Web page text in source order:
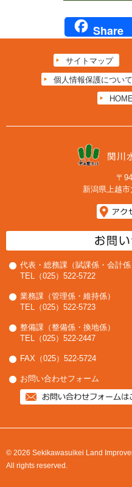
Share
サイトマップ
個人情報保護について
〒
新潟県上越市
代表・総務課（賦課係・会計係
TEL（025）522-5722
業務課（管理係・維持係）
TEL（025）522-5723
整備課（整備係・換地係）
TEL（025）522-2447
FAX（025）522-5724
お問い合わせフォーム
© 2026 Sekikawasuikei Land
All rights reserved.